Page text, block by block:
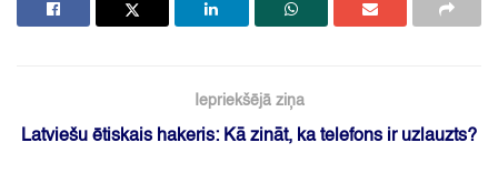
Iepriekšējā ziņa
Latviešu ētiskais hakeris: Kā zināt, ka telefons ir uzlauzts?